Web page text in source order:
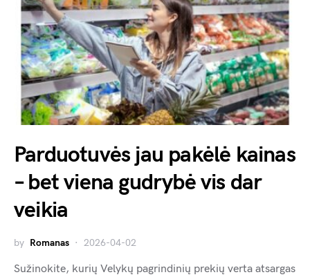
Parduotuvės jau pakėlė kainas
– bet viena gudrybė vis dar
veikia
by Romanas 2026-04-02
Sužinokite, kurių Velykų pagrindinių prekių verta atsargas